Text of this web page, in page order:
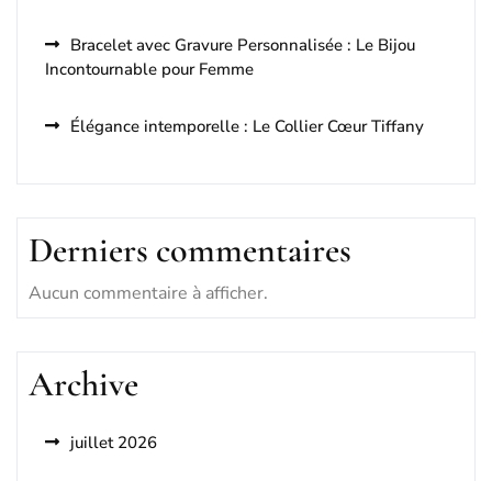
Bracelet avec Gravure Personnalisée : Le Bijou
Incontournable pour Femme
Élégance intemporelle : Le Collier Cœur Tiffany
Derniers commentaires
Aucun commentaire à afficher.
Archive
juillet 2026